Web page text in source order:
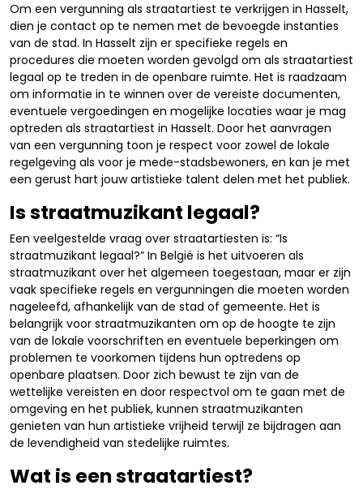
Om een vergunning als straatartiest te verkrijgen in Hasselt,
dien je contact op te nemen met de bevoegde instanties
van de stad. In Hasselt zijn er specifieke regels en
procedures die moeten worden gevolgd om als straatartiest
legaal op te treden in de openbare ruimte. Het is raadzaam
om informatie in te winnen over de vereiste documenten,
eventuele vergoedingen en mogelijke locaties waar je mag
optreden als straatartiest in Hasselt. Door het aanvragen
van een vergunning toon je respect voor zowel de lokale
regelgeving als voor je mede-stadsbewoners, en kan je met
een gerust hart jouw artistieke talent delen met het publiek.
Is straatmuzikant legaal?
Een veelgestelde vraag over straatartiesten is: “Is
straatmuzikant legaal?” In België is het uitvoeren als
straatmuzikant over het algemeen toegestaan, maar er zijn
vaak specifieke regels en vergunningen die moeten worden
nageleefd, afhankelijk van de stad of gemeente. Het is
belangrijk voor straatmuzikanten om op de hoogte te zijn
van de lokale voorschriften en eventuele beperkingen om
problemen te voorkomen tijdens hun optredens op
openbare plaatsen. Door zich bewust te zijn van de
wettelijke vereisten en door respectvol om te gaan met de
omgeving en het publiek, kunnen straatmuzikanten
genieten van hun artistieke vrijheid terwijl ze bijdragen aan
de levendigheid van stedelijke ruimtes.
Wat is een straatartiest?